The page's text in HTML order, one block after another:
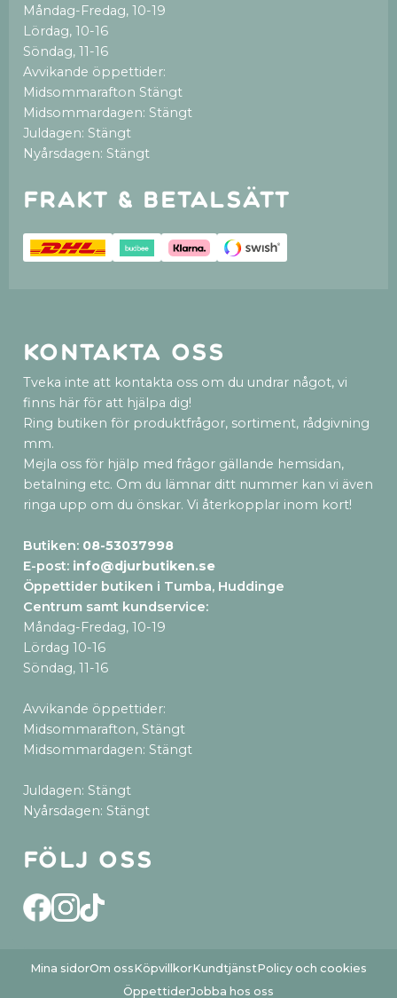
Måndag-Fredag, 10-19
Lördag, 10-16
Söndag, 11-16
Avvikande öppettider:
Midsommarafton Stängt
Midsommardagen: Stängt
Juldagen: Stängt
Nyårsdagen: Stängt
Frakt & betalsätt
Kontakta oss
Tveka inte att kontakta oss om du undrar något, vi
finns här för att hjälpa dig!
Ring butiken för produktfrågor, sortiment, rådgivning
mm.
Mejla oss för hjälp med frågor gällande hemsidan,
betalning etc. Om du lämnar ditt nummer kan vi även
ringa upp om du önskar. Vi återkopplar inom kort!
Butiken: 08-53037998
E-post: info@djurbutiken.se
Öppettider butiken i Tumba, Huddinge
Centrum samt kundservice:
Måndag-Fredag, 10-19
Lördag 10-16
Söndag, 11-16
Avvikande öppettider:
Midsommarafton, Stängt
Midsommardagen: Stängt
Juldagen: Stängt
Nyårsdagen: Stängt
Följ oss
Mina sidorOm ossKöpvillkorKundtjänstPolicy och cookies
ÖppettiderJobba hos oss